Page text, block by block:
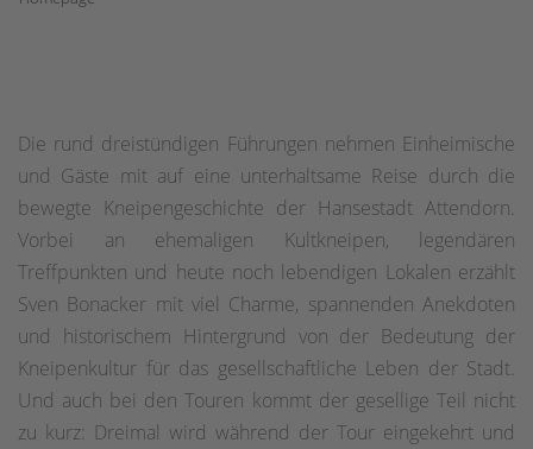
Die rund dreistündigen Führungen nehmen Einheimische
und Gäste mit auf eine unterhaltsame Reise durch die
bewegte Kneipengeschichte der Hansestadt Attendorn.
Vorbei an ehemaligen Kultkneipen, legendären
Treffpunkten und heute noch lebendigen Lokalen erzählt
Sven Bonacker mit viel Charme, spannenden Anekdoten
und historischem Hintergrund von der Bedeutung der
Kneipenkultur für das gesellschaftliche Leben der Stadt.
Und auch bei den Touren kommt der gesellige Teil nicht
zu kurz: Dreimal wird während der Tour eingekehrt und